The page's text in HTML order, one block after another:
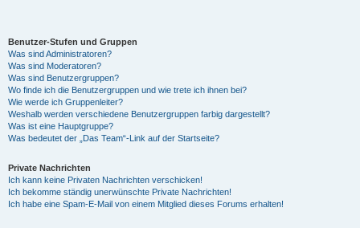
V
i
d
Benutzer-Stufen und Gruppen
Was sind Administratoren?
Was sind Moderatoren?
Was sind Benutzergruppen?
Wo finde ich die Benutzergruppen und wie trete ich ihnen bei?
Wie werde ich Gruppenleiter?
Weshalb werden verschiedene Benutzergruppen farbig dargestellt?
Was ist eine Hauptgruppe?
Was bedeutet der „Das Team“-Link auf der Startseite?
Private Nachrichten
Ich kann keine Privaten Nachrichten verschicken!
Ich bekomme ständig unerwünschte Private Nachrichten!
Ich habe eine Spam-E-Mail von einem Mitglied dieses Forums erhalten!